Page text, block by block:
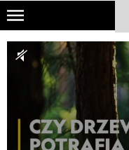
Skip
main
content
NATIONAL GEOGRAPHIC
TRAVELER
PODCASTY
Sklep